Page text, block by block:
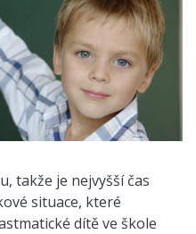
takže je nejvyšší čas
situace, které
dítě ve škole